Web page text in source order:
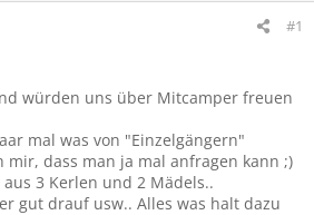
#1
würden uns über Mitcamper freuen
mal was von "Einzelgängern"
mir, dass man ja mal anfragen kann ;)
3 Kerlen und 2 Mädels..
gut drauf usw.. Alles was halt dazu